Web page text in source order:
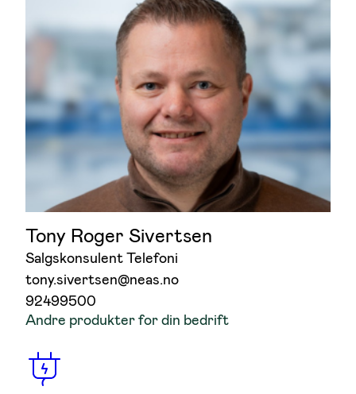
Tony Roger Sivertsen
Salgskonsulent Telefoni
tony.sivertsen@neas.no
92499500
Andre produkter for din bedrift